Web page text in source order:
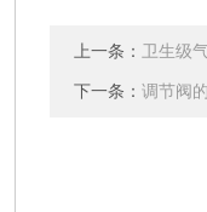
上一条： 卫生级
下一条： 调节阀